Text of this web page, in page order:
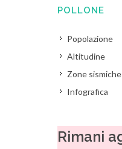
POLLONE
Popolazione
Altitudine
Zone sismiche
Infografica
Rimani